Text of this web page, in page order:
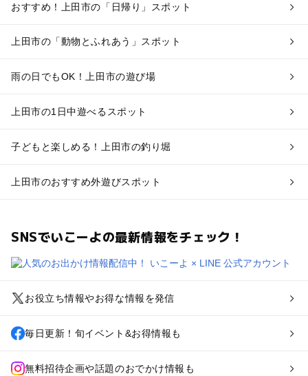
おすすめ！上田市の「日帰り」スポット
上田市の「動物とふれあう」スポット
雨の日でもOK！上田市の遊び場
上田市の1日中遊べるスポット
子どもと楽しめる！上田市の釣り堀
上田市のおすすめ外遊びスポット
SNSでいこーよの最新情報をチェック！
お役立ち情報やお得な情報を発信
毎日更新！旬イベント&お得情報も
無料招待企画や話題のおでかけ情報も